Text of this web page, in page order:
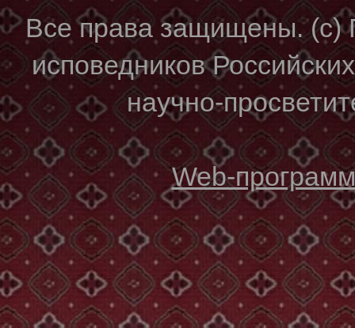
Все права защищены. (с)
исповедников
научно-
Web-